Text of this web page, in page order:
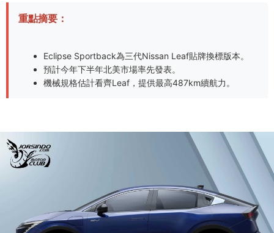
重點摘要：
Eclipse Sportback為三代Nissan Leaf貼牌換標版本。
預計今年下半年北美市場率先發表。
機械規格估計看齊Leaf，提供最高487km續航力。